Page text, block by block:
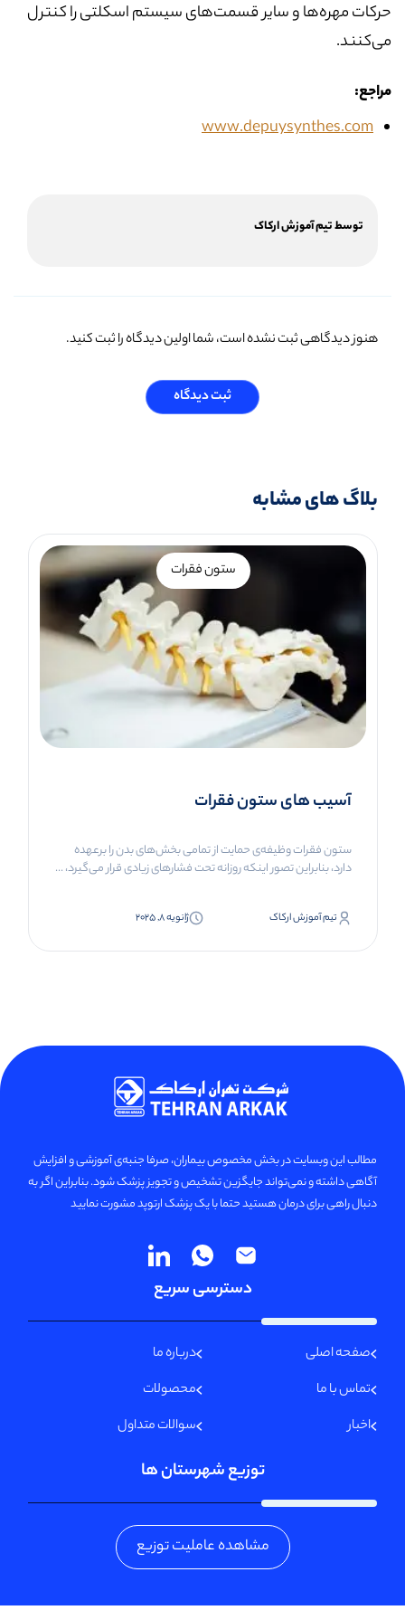
حرکات مهره‌ها و سایر قسمت‌های سیستم اسکلتی را کنترل
می‌کنند.
مراجع:
www.depuysynthes.com
توسط تیم آموزش ارکاک
هنوز دیدگاهی ثبت نشده است، شما اولین دیدگاه را ثبت کنید.
ثبت دیدگاه
بلاگ های مشابه
ستون فقرات
آسیب های ستون فقرات
ستون فقرات وظیفه‌ی حمایت از تمامی بخش‌های بدن را برعهده
دارد، بنابراین تصور اینکه روزانه تحت فشارهای زیادی قرار می‌گیرد، ...
تیم آموزش ارکاک ژانویه 8, 2025
مطالب این وبسایت در بخش مخصوص بیماران، صرفا جنبه‌ی آموزشی و افزایش
آگاهی داشته و نمی‌تواند جایگزین تشخیص و تجویز پزشک شود. بنابراین اگر به
دنبال راهی برای درمان هستید حتما با یک پزشک ارتوپد مشورت نمایید
دسترسی سریع
صفحه اصلی
درباره ما
تماس با ما
محصولات
اخبار
سوالات متداول
توزیع شهرستان ها
مشاهده عاملیت توزیع